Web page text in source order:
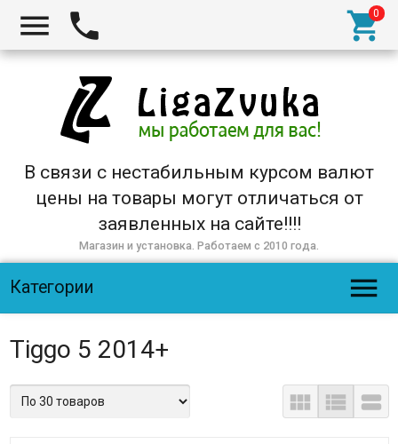
  
В связи с нестабильным курсом валют
цены на товары могут отличаться от
заявленных на сайте!!!!
Магазин и установка. Работаем с 2010 года.
Категории 
Tiggo 5 2014+
  